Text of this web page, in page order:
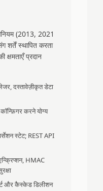
(2013, 2021
शर्तें स्थापित करता
प्रदान
दस्तावेज़ीकृत डेटा
करने योग्य
स्टेट; REST API
HMAC
और कैस्केड डिलीशन